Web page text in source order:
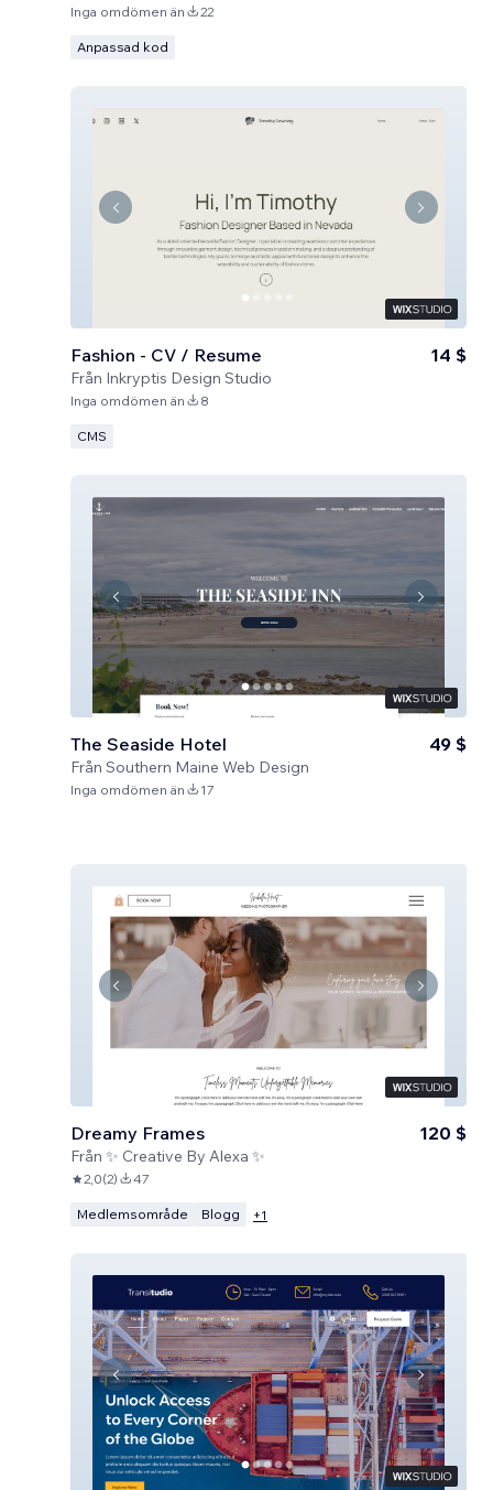
Inga omdömen än 22
Anpassad kod
Fashion - CV / Resume
Från Inkryptis Design Studio
14 $
Inga omdömen än 8
CMS
The Seaside Hotel
Från Southern Maine Web Design
49 $
Inga omdömen än 17
Dreamy Frames
Från ✨ Creative By Alexa ✨
120 $
2,0(2) 47
Medlemsområde Blogg +1